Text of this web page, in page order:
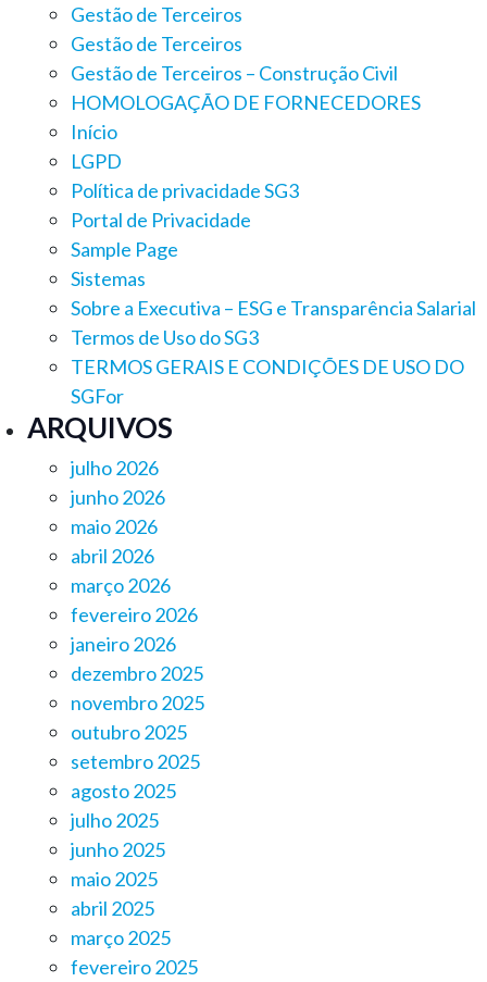
Gestão de Terceiros
Gestão de Terceiros
Gestão de Terceiros – Construção Civil
HOMOLOGAÇÃO DE FORNECEDORES
Início
LGPD
Política de privacidade SG3
Portal de Privacidade
Sample Page
Sistemas
Sobre a Executiva – ESG e Transparência Salarial
Termos de Uso do SG3
TERMOS GERAIS E CONDIÇÕES DE USO DO
SGFor
ARQUIVOS
julho 2026
junho 2026
maio 2026
abril 2026
março 2026
fevereiro 2026
janeiro 2026
dezembro 2025
novembro 2025
outubro 2025
setembro 2025
agosto 2025
julho 2025
junho 2025
maio 2025
abril 2025
março 2025
fevereiro 2025